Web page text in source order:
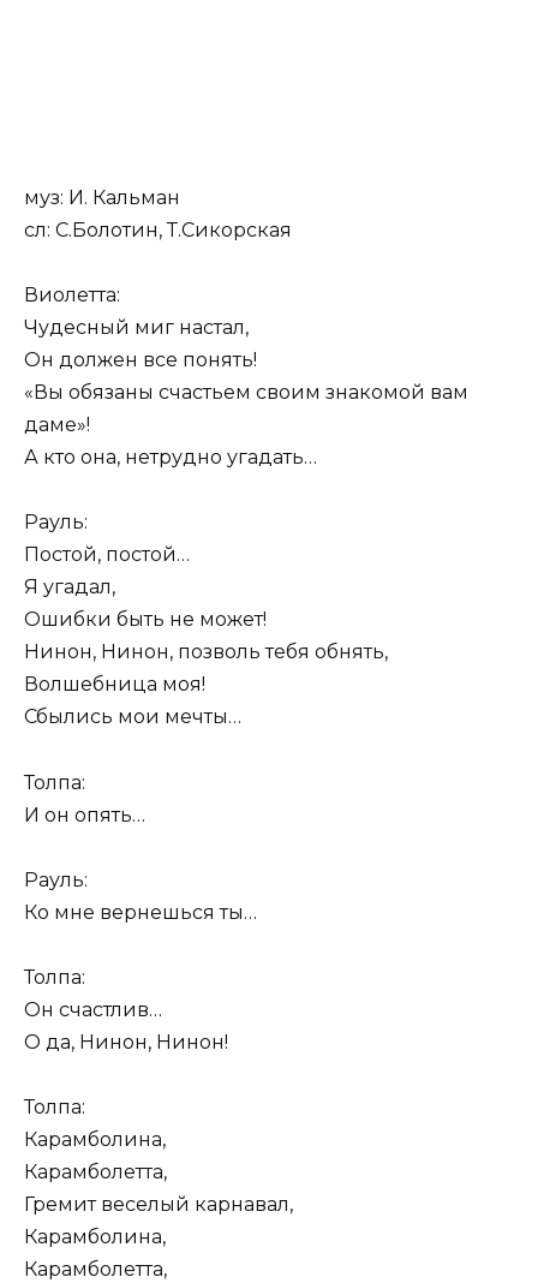
муз: И. Кальман
сл: С.Болотин, Т.Сикорская
Виолетта:
Чудесный миг настал,
Он должен все понять!
«Вы обязаны счастьем своим знакомой вам
даме»!
А кто она, нетрудно угадать…
Рауль:
Постой, постой…
Я угадал,
Ошибки быть не может!
Нинон, Нинон, позволь тебя обнять,
Волшебница моя!
Сбылись мои мечты…
Толпа:
И он опять…
Рауль:
Ко мне вернешься ты…
Толпа:
Он счастлив…
О да, Нинон, Нинон!
Толпа:
Карамболина,
Карамболетта,
Гремит веселый карнавал,
Карамболина,
Карамболетта,